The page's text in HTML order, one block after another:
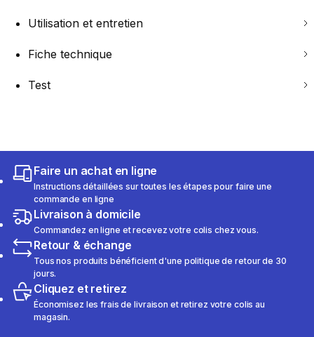
Utilisation et entretien
Fiche technique
Test
Faire un achat en ligne
Instructions détaillées sur toutes les étapes pour faire une
commande en ligne
Livraison à domicile
Commandez en ligne et recevez votre colis chez vous.
Retour & échange
Tous nos produits bénéficient d'une politique de retour de 30
jours.
Cliquez et retirez
Économisez les frais de livraison et retirez votre colis au
magasin.